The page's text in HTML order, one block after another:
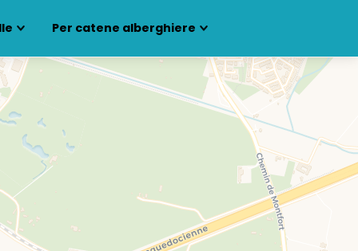
Per catene alberghiere